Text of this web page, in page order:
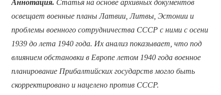
Аннотация. Статья на основе архивных документов
освещает военные планы Латвии, Литвы, Эстонии и
проблемы военного сотрудничества СССР с ними с осени
1939 до лета 1940 года. Их анализ показывает, что под
влиянием обстановки в Европе летом 1940 года военное
планирование Прибалтийских государств могло быть
скорректировано и нацелено против СССР.